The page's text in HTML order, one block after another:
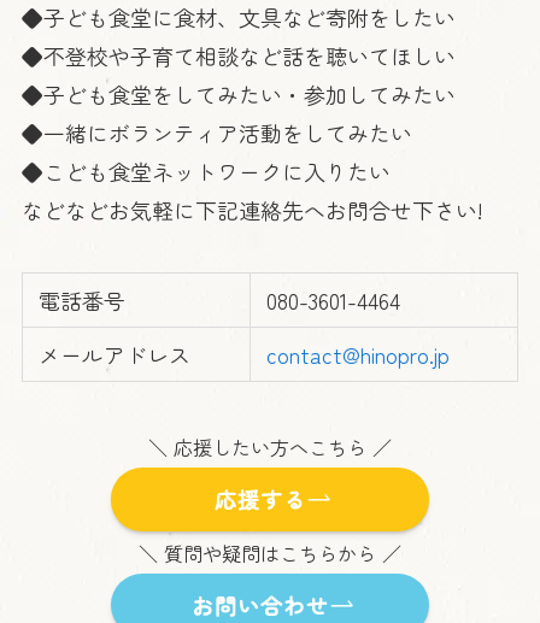
◆子ども食堂に食材、文具など寄附をしたい
◆不登校や子育て相談など話を聴いてほしい
◆子ども食堂をしてみたい・参加してみたい
◆一緒にボランティア活動をしてみたい
◆こども食堂ネットワークに入りたい
などなどお気軽に下記連絡先へお問合せ下さい!
電話番号
080-3601-4464
メールアドレス
contact@hinopro.jp
＼ 応援したい方へこちら ／
応援する
＼ 質問や疑問はこちらから ／
お問い合わせ